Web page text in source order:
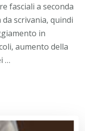
fasciali a seconda
scrivania, quindi
in
aumento della
…